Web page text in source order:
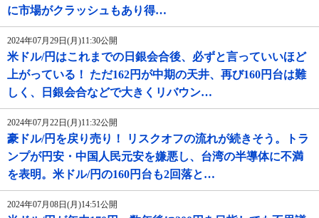
に市場がクラッシュもあり得…
2024年07月29日(月)11:30公開
米ドル/円はこれまでの日銀会合後、必ずと言っていいほど
上がっている！ ただ162円が中期の天井、再び160円台は難
しく、日銀会合などで大きくリバウン…
2024年07月22日(月)11:32公開
豪ドル/円を戻り売り！ リスクオフの流れが続きそう。トラ
ンプが円安・中国人民元安を嫌悪し、台湾の半導体に不満
を表明。米ドル/円の160円台も2回落と…
2024年07月08日(月)14:51公開